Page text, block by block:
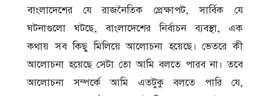
বাংলাদেশের যে রাজনৈতিক প্রেক্ষাপট, সার্বিক যে
ঘটনাগুলো ঘটছে, বাংলাদেশের নির্বাচন ব্যবস্থা, এক
কথায় সব কিছু মিলিয়ে আলোচনা হয়েছে। ভেতরে কী
আলোচনা হয়েছে সেটা তো আমি বলতে পারব না। তবে
আলোচনা সম্পর্কে আমি এতটুকু বলতে পারি যে,